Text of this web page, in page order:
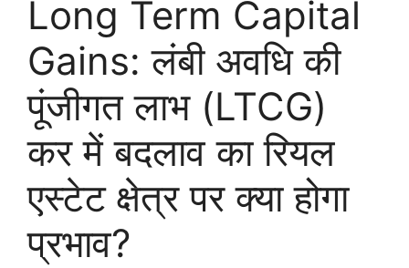
Long Term Capital
Gains: लंबी अवधि की
पूंजीगत लाभ (LTCG)
कर में बदलाव का रियल
एस्टेट क्षेत्र पर क्या होगा
प्रभाव?